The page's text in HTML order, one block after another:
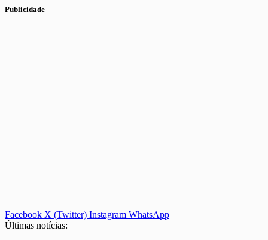
Publicidade
Facebook X (Twitter) Instagram WhatsApp
Últimas notícias: